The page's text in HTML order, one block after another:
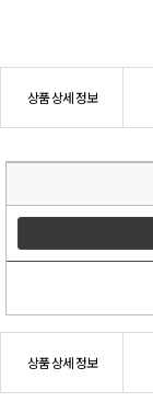
상품 상세 정보
상품 상세 정보